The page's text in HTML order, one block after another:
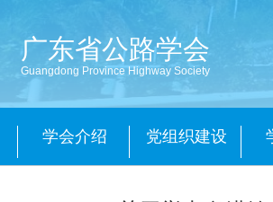
广东省公路学会
Guangdong Province Highway Society
学会介绍 党组织建设